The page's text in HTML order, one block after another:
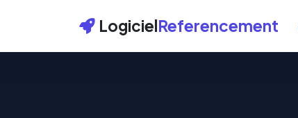
LogicielReferencement